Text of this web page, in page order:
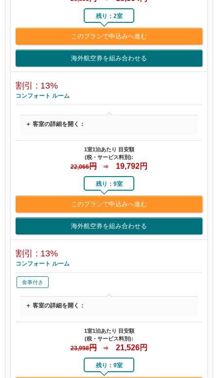
残り：2室
このプランで申込みへ進む
海外航空券を組み合わせる
割引 : 13%
コンフォート ルーム
＋ 客室の詳細を開く：
1室1泊あたり 目安額
(税・サービス料別):
22,066円 ⇒ 19,792円
残り：9室
このプランで申込みへ進む
海外航空券を組み合わせる
割引 : 13%
コンフォート ルーム
食事付き
＋ 客室の詳細を開く：
1室1泊あたり 目安額
(税・サービス料別):
23,998円 ⇒ 21,526円
残り：9室